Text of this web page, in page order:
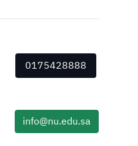
0175428888
info@nu.edu.sa